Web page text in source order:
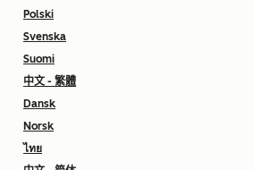
Polski
Svenska
Suomi
中文 - 繁體
Dansk
Norsk
ไทย